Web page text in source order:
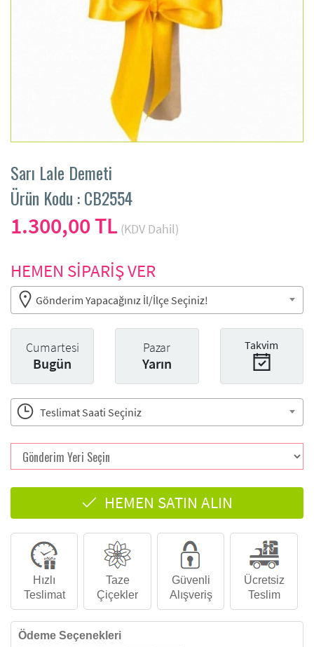
Sarı Lale Demeti
Ürün Kodu : CB2554
1.300,00 TL (KDV Dahil)
HEMEN SİPARİŞ VER
Gönderim Yapacağınız İl/İlçe Seçiniz!
Cumartesi
Bugün
Pazar
Yarın
Takvim
Teslimat Saati Seçiniz
HEMEN SATIN ALIN
Hızlı
Teslimat
Taze
Çiçekler
Güvenli
Alışveriş
Ücretsiz
Teslim
Ödeme Seçenekleri